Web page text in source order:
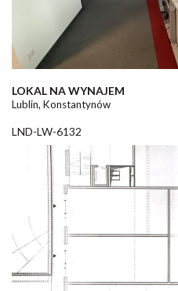
LOKAL NA WYNAJEM
Lublin, Konstantynów
LND-LW-6132